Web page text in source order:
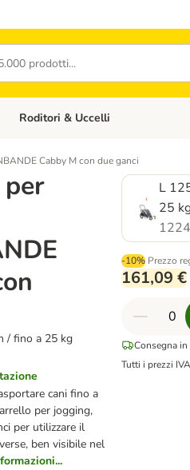
Apri Menù Categoria: Diete
Roditori & Uccelli
Cabby M con due ganci
/ fino a 25 kg
cani fino a
per jogging,
per utilizzare il
ben visibile nel
L
25
-10% Prezzo
161,09 €
Consegna
Tutti i prezzi